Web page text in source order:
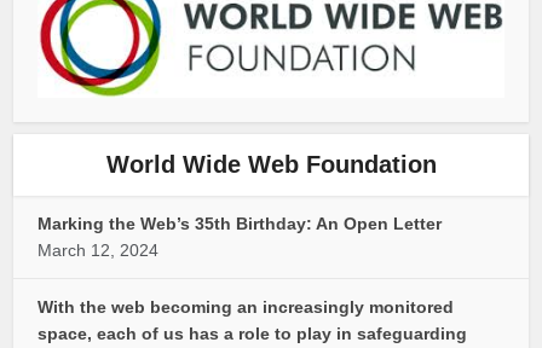
World Wide Web Foundation
Marking the Web’s 35th Birthday: An Open Letter
March 12, 2024
With the web becoming an increasingly monitored
space, each of us has a role to play in safeguarding